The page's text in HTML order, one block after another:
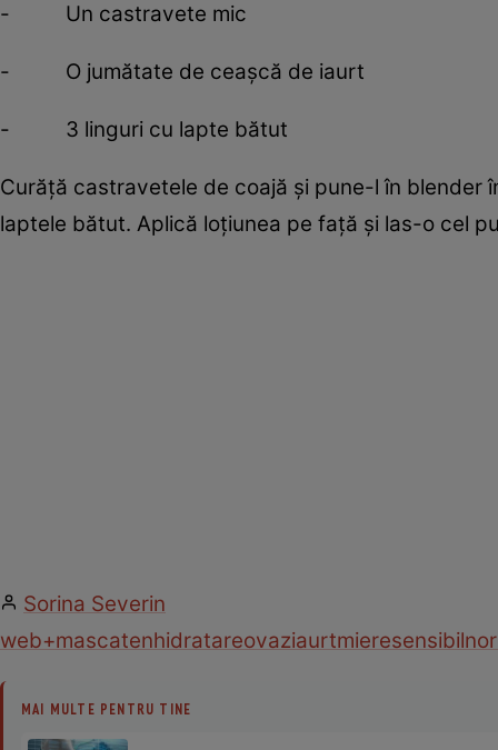
- Un castravete mic
- O jumătate de ceaşcă de iaurt
- 3 linguri cu lapte bătut
Curăţă castravetele de coajă şi pune-l în blender
laptele bătut. Aplică loţiunea pe faţă şi las-o cel
Sorina Severin
web+mascatenhidratareovaziaurtmieresensibil
MAI MULTE PENTRU TINE